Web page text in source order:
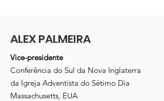
ALEX PALMEIRA
Vice-presidente
Conferência do Sul da Nova Inglaterra
da Igreja Adventista do Sétimo Dia
Massachusetts, EUA